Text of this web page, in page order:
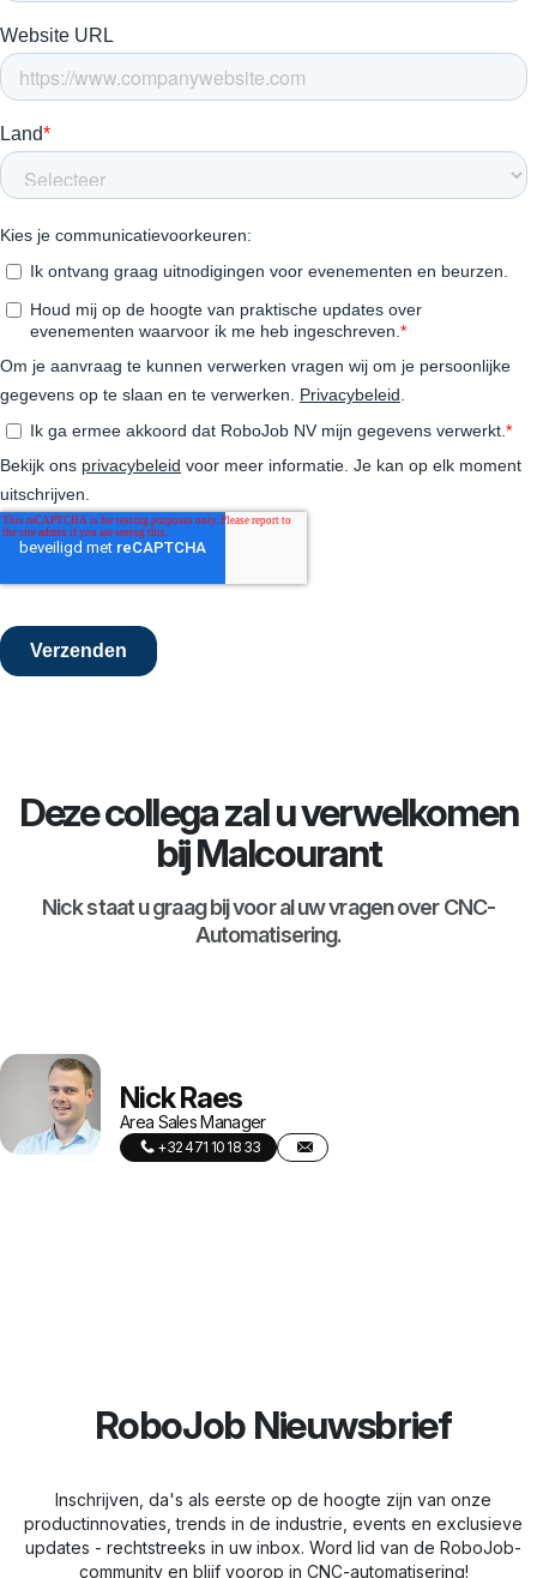
Deze collega zal u verwelkomen
bij Malcourant
Nick staat u graag bij voor al uw vragen over CNC-
Automatisering.
Nick Raes
Area Sales Manager
+32 471 10 18 33
RoboJob Nieuwsbrief
Inschrijven, da's als eerste op de hoogte zijn van onze
productinnovaties, trends in de industrie, events en exclusieve
updates - rechtstreeks in uw inbox. Word lid van de RoboJob-
community en blijf voorop in CNC-automatisering!